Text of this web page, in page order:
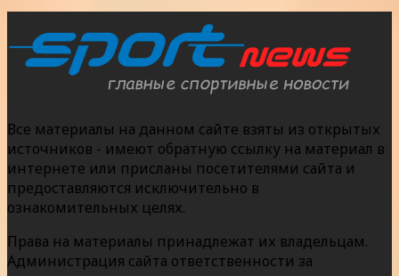
Все материалы на данном сайте взяты из открытых
источников - имеют обратную ссылку на материал в
интернете или присланы посетителями сайта и
предоставляются исключительно в
ознакомительных целях.
Права на материалы принадлежат их владельцам.
Администрация сайта ответственности за